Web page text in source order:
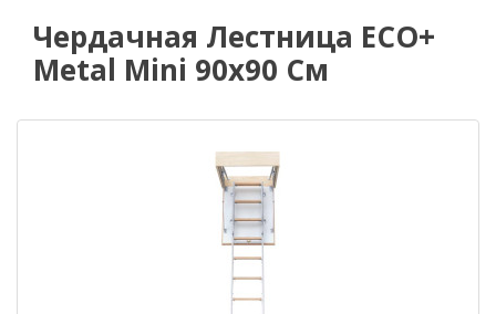
Чердачная Лестница ECO+
Metal Mini 90х90 См